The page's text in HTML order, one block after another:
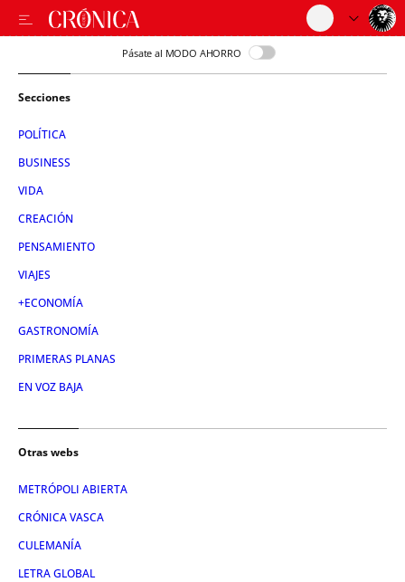
Pásate al MODO AHORRO
Secciones
POLÍTICA
BUSINESS
VIDA
CREACIÓN
PENSAMIENTO
VIAJES
+ECONOMÍA
GASTRONOMÍA
PRIMERAS PLANAS
EN VOZ BAJA
Otras webs
METRÓPOLI ABIERTA
CRÓNICA VASCA
CULEMANÍA
LETRA GLOBAL